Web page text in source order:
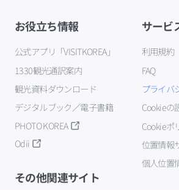
お役立ち情報
公式アプリ「VISITKOREA」
1330観光通訳案内
観光資料ダウンロード
デジタルブック／電子書籍
PHOTO KOREA
Odii
サービ
利用規約
FAQ
プライバ
Cookieの
Cookieポ
位置情報
個人位置
その他関連サイト